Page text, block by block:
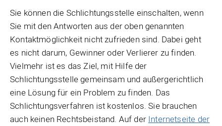
Sie können die Schlichtungsstelle einschalten, wenn
Sie mit den Antworten aus der oben genannten
Kontaktmöglichkeit nicht zufrieden sind. Dabei geht
es nicht darum, Gewinner oder Verlierer zu finden.
Vielmehr ist es das Ziel, mit Hilfe der
Schlichtungsstelle gemeinsam und außergerichtlich
eine Lösung für ein Problem zu finden. Das
Schlichtungsverfahren ist kostenlos. Sie brauchen
auch keinen Rechtsbeistand. Auf der Internetseite der